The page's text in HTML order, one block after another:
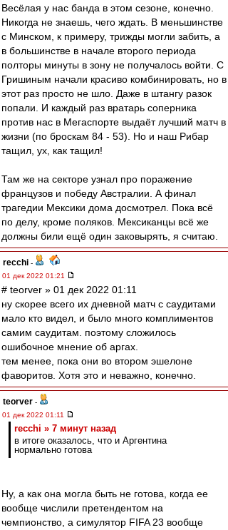
Весёлая у нас банда в этом сезоне, конечно.
Никогда не знаешь, чего ждать. В меньшинстве
с Минском, к примеру, трижды могли забить, а
в большинстве в начале второго периода
полторы минуты в зону не получалось войти. С
Гришиным начали красиво комбинировать, но в
этот раз просто не шло. Даже в штангу разок
попали. И каждый раз вратарь соперника
против нас в Мегаспорте выдаёт лучший матч в
жизни (по броскам 84 - 53). Но и наш Рибар
тащил, ух, как тащил!
Там же на секторе узнал про поражение
французов и победу Австралии. А финал
трагедии Мексики дома досмотрел. Пока всё
по делу, кроме поляков. Мексиканцы всё же
должны били ещё один заковырять, я считаю.
recchi -
01 дек 2022 01:21
# teorver » 01 дек 2022 01:11
ну скорее всего их дневной матч с саудитами
мало кто видел, и было много комплиментов
самим саудитам. поэтому сложилось
ошибочное мнение об аргах.
тем менее, пока они во втором эшелоне
фаворитов. Хотя это и неважно, конечно.
teorver -
01 дек 2022 01:11
recchi » 7 минут назад
в итоге оказалось, что и Аргентина
нормально готова
Ну, а как она могла быть не готова, когда ее
вообще числили претендентом на
чемпионство, а симулятор FIFA 23 вообще